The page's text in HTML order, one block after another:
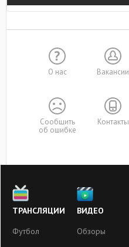
О нас Вакансии
Сообщить
об ошибке
Контакты
ТРАНСЛЯЦИИ
Футбол
ВИДЕО
Обзоры